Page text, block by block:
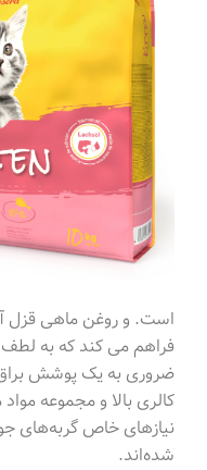
فراهم می کند که به
ضروری به یک پوشش
کالری بالا و مجموعه
نیازهای خاص گربه‌های
شده‌اند.